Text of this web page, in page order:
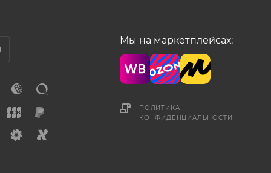
Мы на маркетплейсах:
ПОЛИТИКА
КОНФИДЕНЦИАЛЬНОСТИ